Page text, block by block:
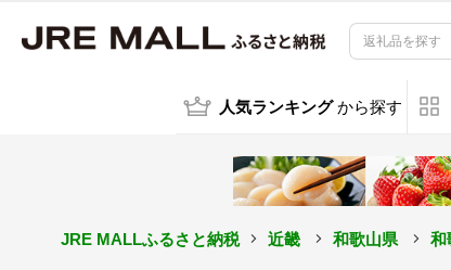
人気ランキング から探す
JRE MALLふるさと納税 近畿 和歌山県 和